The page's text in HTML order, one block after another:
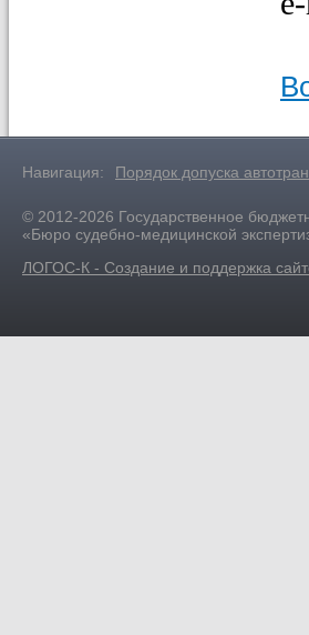
Навигация: Порядок допуска
© 2012-2026 Государственное
«Бюро судебно-медицинской
ЛОГОС-К - Создание и поддержка